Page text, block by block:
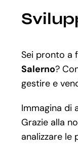
Sei pronto a
Salerno?
gestire e
Immagina di
Grazie alla
analizzare